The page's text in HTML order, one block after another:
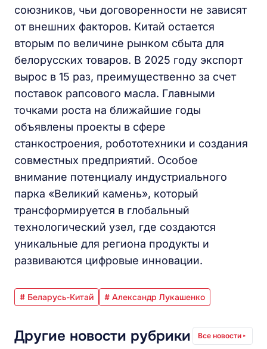
союзников, чьи договоренности не зависят
от внешних факторов. Китай остается
вторым по величине рынком сбыта для
белорусских товаров. В 2025 году экспорт
вырос в 15 раз, преимущественно за счет
поставок рапсового масла. Главными
точками роста на ближайшие годы
объявлены проекты в сфере
станкостроения, робототехники и создания
совместных предприятий. Особое
внимание потенциалу индустриального
парка «Великий камень», который
трансформируется в глобальный
технологический узел, где создаются
уникальные для региона продукты и
развиваются цифровые инновации.
# Беларусь-Китай # Александр Лукашенко
Другие новости рубрики Все новости